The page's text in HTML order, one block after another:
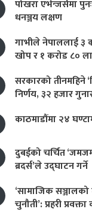
पोखरा एभेन्जर्समा
धनञ्जय लक्षण
गाभीले नेपाललाई ३
खोप र १ करोड ८०
सरकारको तीनमहिने
निर्णय, ३२ हजार
काठमाडौंमा २४
दुबईको चर्चित
ब्रदर्स’ले उद्घाटन गर्ने
‘सामाजिक
चुनौती’: प्रहरी